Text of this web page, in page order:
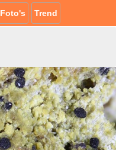
Foto's Trend